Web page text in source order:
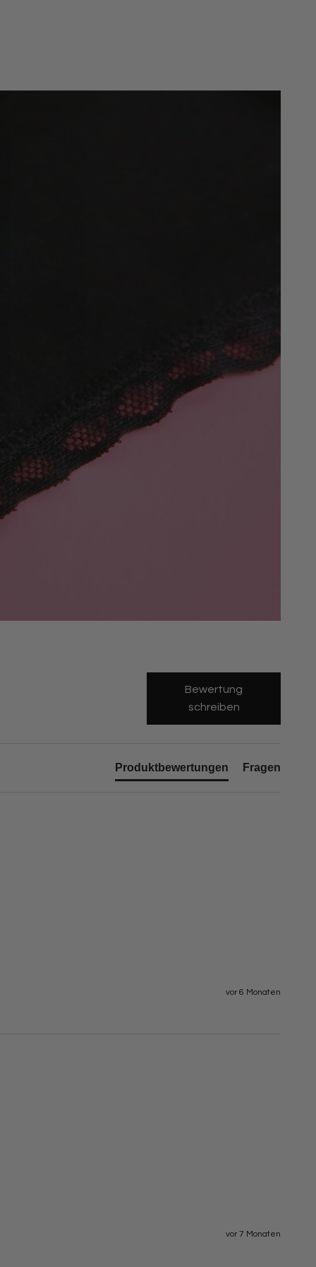
Bewertung
schreiben
Produktbewertungen Fragen
vor 6 Monaten
vor 7 Monaten